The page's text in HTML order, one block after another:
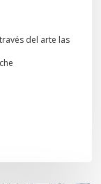
del arte las